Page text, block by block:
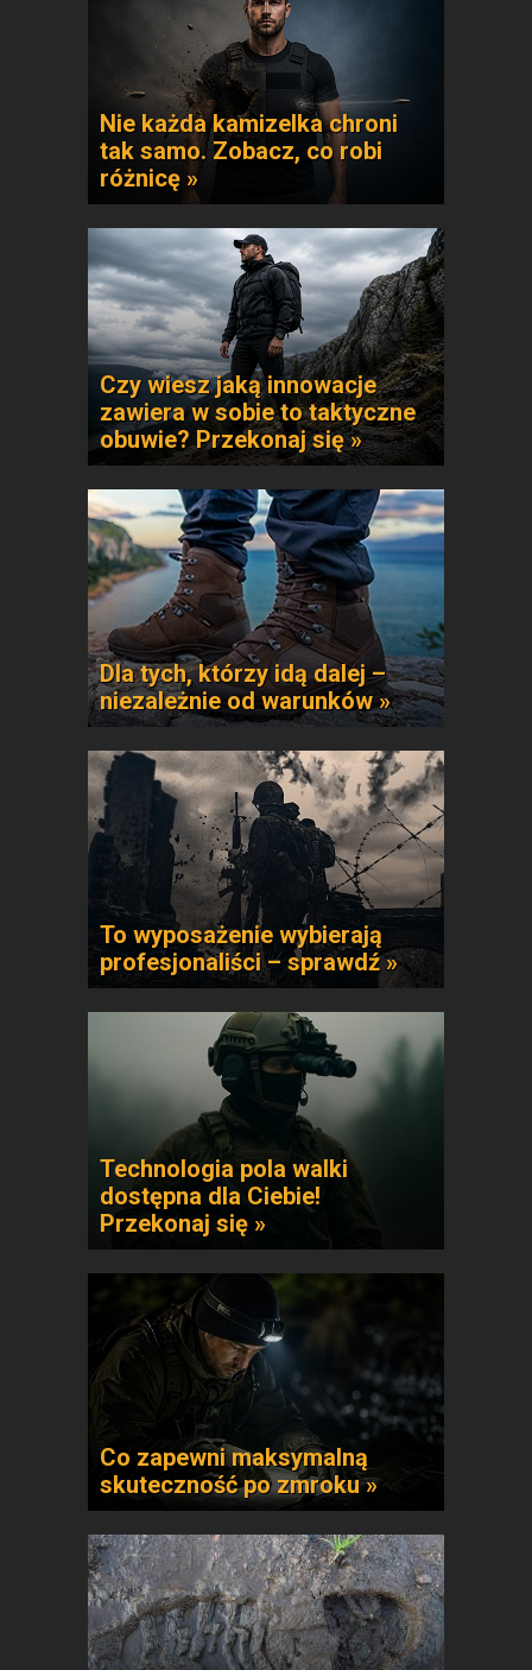
Nie każda kamizelka chroni
tak samo. Zobacz, co robi
różnicę »
Czy wiesz jaką innowacje
zawiera w sobie to taktyczne
obuwie? Przekonaj się »
Dla tych, którzy idą dalej –
niezależnie od warunków »
To wyposażenie wybierają
profesjonaliści – sprawdź »
Technologia pola walki
dostępna dla Ciebie!
Przekonaj się »
Co zapewni maksymalną
skuteczność po zmroku »